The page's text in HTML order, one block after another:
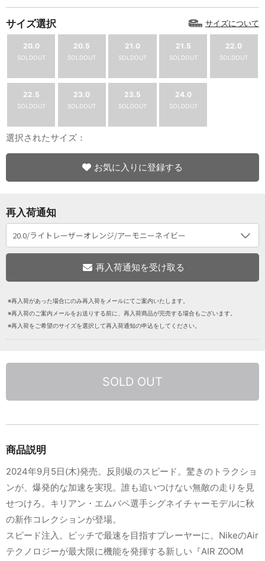
サイズ選択 サイズについて
20.0
SOLDOUT
20.5
SOLDOUT
21.0
SOLDOUT
21.5
SOLDOUT
22.0
SOLDOUT
22.5
SOLDOUT
23.0
SOLDOUT
23.5
SOLDOUT
24.0
SOLDOUT
選択されたサイズ：
お気に入りに登録する
再入荷通知
※再入荷があった場合にのみ再入荷をメールにてご案内いたします。
※再入荷のご案内メールをお送りする前に、再入荷商品が完売する場合もございます。
※再入荷をご希望のサイズを選択して再入荷通知の申込をしてください。
SOLD OUT
商品説明
2024年9月5日(木)発売。反則級のスピード。驚きのトラクショ
ンが、爆発的な加速を実現。誰も追いつけない無敵の走りを見
せつけろ。キリアン・エムバペ選手シグネイチャーモデルに秋
の新作コレクションが登場。
スピード注入。ピッチで最速を目指すプレーヤーに。NikeのAir
テクノロジーが最大限に機能を発揮する新しい『AIR ZOOM